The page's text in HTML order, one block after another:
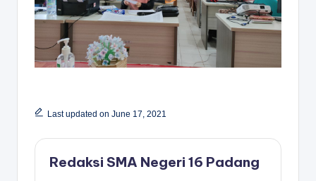
Last updated on June 17, 2021
Redaksi SMA Negeri 16 Padang